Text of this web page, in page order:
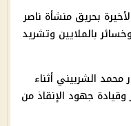
بحريق منشأة ناصر
بالملايين وتشريد
محمد الشربيني أثناء
جهود الإنقاذ من